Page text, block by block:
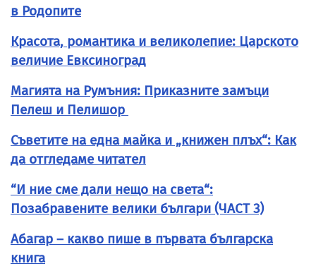
в Родопите
Красота, романтика и великолепие: Царското
величие Евксиноград
Магията на Румъния: Приказните замъци
Пелеш и Пелишор
Съветите на една майка и „книжен плъх“: Как
да отгледаме читател
“И ние сме дали нещо на света“:
Позабравените велики българи (ЧАСТ 3)
Абагар – какво пише в първата българска
книга